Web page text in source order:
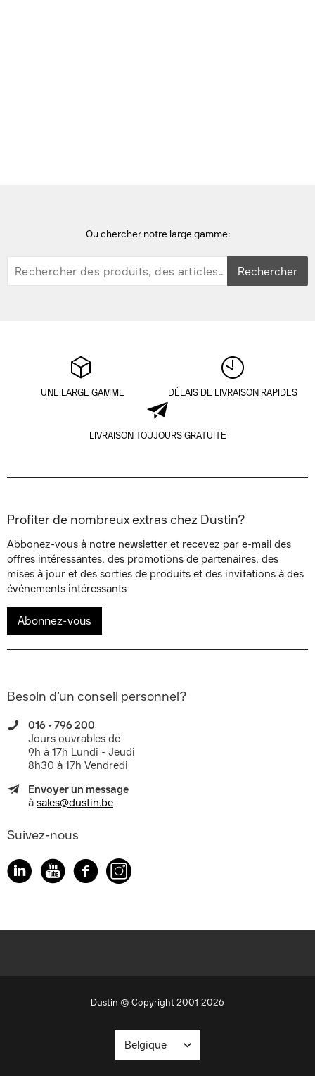
Ou chercher notre large gamme:
Rechercher
UNE LARGE GAMME DÉLAIS DE LIVRAISON RAPIDES
LIVRAISON TOUJOURS GRATUITE
Profiter de nombreux extras chez Dustin?
Abbonez-vous à notre newsletter et recevez par e-mail des
offres intéressantes, des promotions de partenaires, des
mises à jour et des sorties de produits et des invitations à des
événements intéressants
Abonnez-vous
Besoin d’un conseil personnel?
016 - 796 200
Jours ouvrables de
9h à 17h Lundi - Jeudi
8h30 à 17h Vendredi
Envoyer un message
à sales@dustin.be
Suivez-nous
Dustin © Copyright 2001-2026
Belgique